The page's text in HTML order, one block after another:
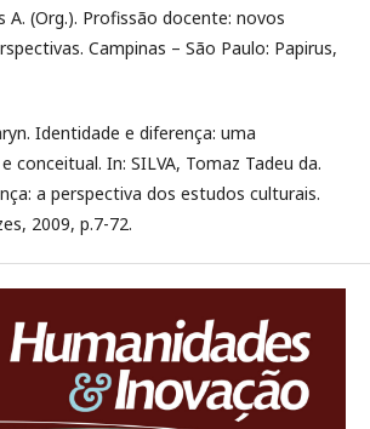
A. (Org.). Profissão docente: novos
Campinas – São Paulo: Papirus,
Identidade e diferença: uma
conceitual. In: SILVA, Tomaz Tadeu da.
a perspectiva dos estudos culturais.
2009, p.7-72.